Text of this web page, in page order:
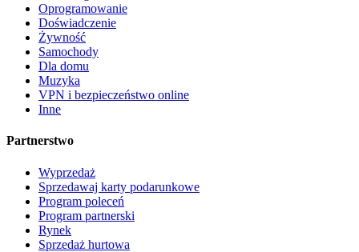
Oprogramowanie
Doświadczenie
Żywność
Samochody
Dla domu
Muzyka
VPN i bezpieczeństwo online
Inne
Partnerstwo
Wyprzedaż
Sprzedawaj karty podarunkowe
Program poleceń
Program partnerski
Rynek
Sprzedaż hurtowa